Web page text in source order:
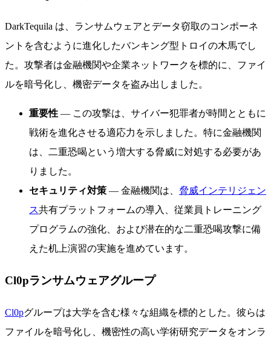
DarkTequila は、ランサムウェアとデータ窃取のコンポーネ
ントを含むように進化したバンキング型トロイの木馬でし
た。攻撃者は金融機関や企業ネットワークを標的に、ファイ
ルを暗号化し、機密データを盗み出しました。
重要性 — この攻撃は、サイバー犯罪者が時間とともに
戦術を進化させる適応力を示しました。特に金融機関
は、二重恐喝という増大する脅威に対処する必要があ
りました。
セキュリティ対策 — 金融機関は、 脅威インテリジェン
ス共有プラットフォームの導入、従業員トレーニング
プログラムの強化、および潜在的な二重恐喝攻撃に備
えた机上演習の実施を進めています。
Cl0pランサムウェアグループ
Cl0pグループは大学を含む様々な組織を標的とした。彼らは
ファイルを暗号化し、機密性の高い学術研究データをオンラ